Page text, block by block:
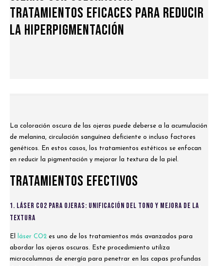
Tratamientos Eficaces para Reducir
la Hiperpigmentación
La coloración oscura de las ojeras puede deberse a la acumulación
de melanina, circulación sanguínea deficiente o incluso factores
genéticos. En estos casos, los tratamientos estéticos se enfocan
en reducir la pigmentación y mejorar la textura de la piel.
Tratamientos Efectivos
1. Láser CO2 para Ojeras: Unificación del Tono y Mejora de la
Textura
El láser CO2 es uno de los tratamientos más avanzados para
abordar las ojeras oscuras. Este procedimiento utiliza
microcolumnas de energía para penetrar en las capas profundas